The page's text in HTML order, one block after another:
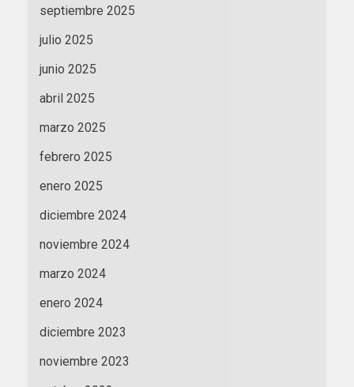
septiembre 2025
julio 2025
junio 2025
abril 2025
marzo 2025
febrero 2025
enero 2025
diciembre 2024
noviembre 2024
marzo 2024
enero 2024
diciembre 2023
noviembre 2023